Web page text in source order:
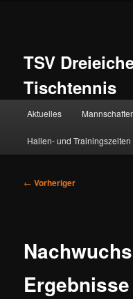
TSV
Tischtennis
Aktuelles
Hallen- und Trainingszeiten
Beitragsnavigation
← Vorheriger